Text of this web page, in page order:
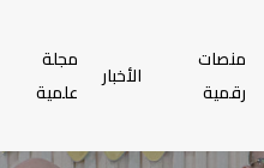
منصات
رقمية
الأخبار
مجلة
علمية